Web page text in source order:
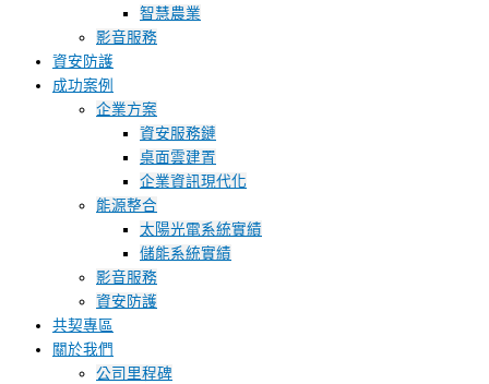
智慧農業
影音服務
資安防護
成功案例
企業方案
資安服務鏈
桌面雲建置
企業資訊現代化
能源整合
太陽光電系統實績
儲能系統實績
影音服務
資安防護
共契專區
關於我們
公司里程碑